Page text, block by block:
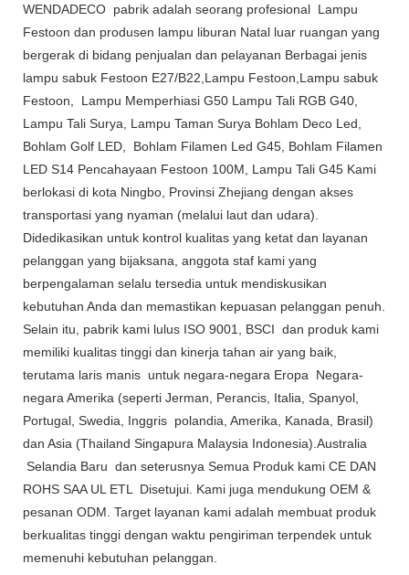
WENDADECO pabrik adalah seorang profesional Lampu
Festoon dan produsen lampu liburan Natal luar ruangan yang
bergerak di bidang penjualan dan pelayanan Berbagai jenis
lampu sabuk Festoon E27/B22,Lampu Festoon,Lampu sabuk
Festoon, Lampu Memperhiasi G50 Lampu Tali RGB G40,
Lampu Tali Surya, Lampu Taman Surya Bohlam Deco Led,
Bohlam Golf LED, Bohlam Filamen Led G45, Bohlam Filamen
LED S14 Pencahayaan Festoon 100M, Lampu Tali G45 Kami
berlokasi di kota Ningbo, Provinsi Zhejiang dengan akses
transportasi yang nyaman (melalui laut dan udara).
Didedikasikan untuk kontrol kualitas yang ketat dan layanan
pelanggan yang bijaksana, anggota staf kami yang
berpengalaman selalu tersedia untuk mendiskusikan
kebutuhan Anda dan memastikan kepuasan pelanggan penuh.
Selain itu, pabrik kami lulus ISO 9001, BSCI dan produk kami
memiliki kualitas tinggi dan kinerja tahan air yang baik,
terutama laris manis untuk negara-negara Eropa Negara-
negara Amerika (seperti Jerman, Perancis, Italia, Spanyol,
Portugal, Swedia, Inggris polandia, Amerika, Kanada, Brasil)
dan Asia (Thailand Singapura Malaysia Indonesia).Australia
Selandia Baru dan seterusnya Semua Produk kami CE DAN
ROHS SAA UL ETL Disetujui. Kami juga mendukung OEM &
pesanan ODM. Target layanan kami adalah membuat produk
berkualitas tinggi dengan waktu pengiriman terpendek untuk
memenuhi kebutuhan pelanggan.